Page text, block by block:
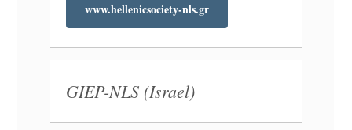
www.hellenicsociety-nls.gr
GIEP-NLS (Israel)